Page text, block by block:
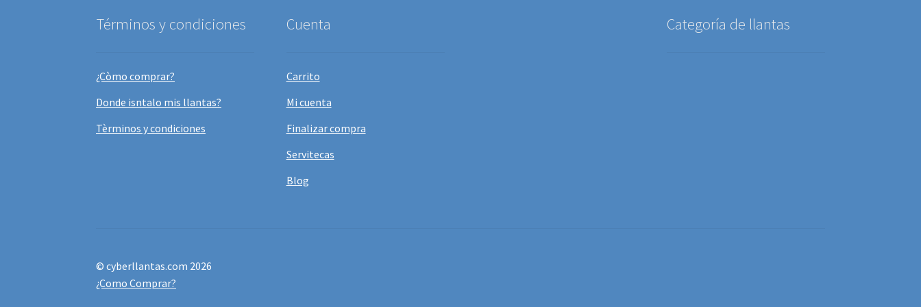
Términos y condiciones
¿Còmo comprar?
Donde isntalo mis llantas?
Tèrminos y condiciones
Cuenta
Carrito
Mi cuenta
Finalizar compra
Servitecas
Blog
Categoría de llantas
© cyberllantas.com 2026
¿Como Comprar?